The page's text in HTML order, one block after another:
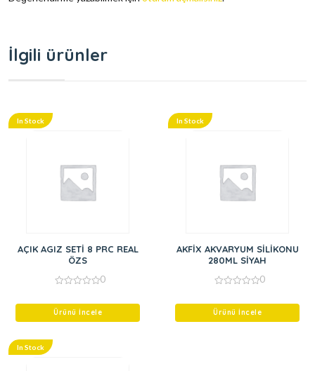
İlgili ürünler
In Stock
AÇIK AGIZ SETİ 8 PRC REAL
ÖZS
of
0
Ürünü İncele
In Stock
AKFİX AKVARYUM SİLİKONU
280ML SİYAH
of
0
Ürünü İncele
In Stock